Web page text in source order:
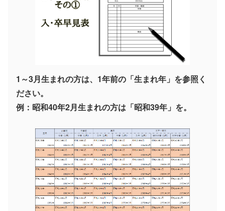
1～3月生まれの方は、1年前の「生まれ年」を参照く
ださい。
例：昭和40年2月生まれの方は「昭和39年」を。